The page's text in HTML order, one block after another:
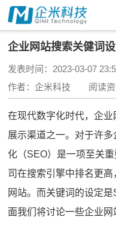
企业网站搜索关健词
发表时间：2023-03-07
作者：企米科技 阅读资
在现代数字化时代，企
展示渠道之一。对于许
化（SEO）是一项至关
司在搜索引擎中排名更
网站。而关键词的设定
面我们将讨论一些企业网